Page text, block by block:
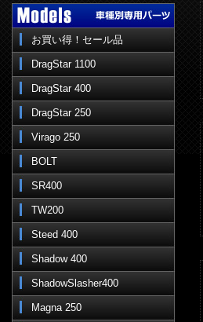
お買い得！セール品
DragStar 1100
DragStar 400
DragStar 250
Virago 250
BOLT
SR400
TW200
Steed 400
Shadow 400
ShadowSlasher400
Magna 250